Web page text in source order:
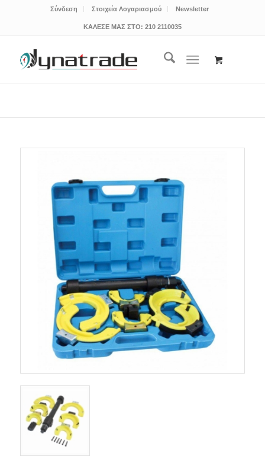
Σύνδεση Στοιχεία Λογαριασμού Newsletter
ΚΑΛΕΣΕ ΜΑΣ ΣΤΟ: 210 2110035